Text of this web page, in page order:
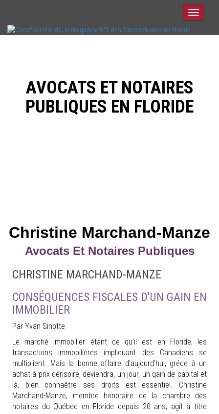
Toggle
AVOCATS ET NOTAIRES
PUBLIQUES EN FLORIDE
Christine Marchand-Manze
Avocats Et Notaires Publiques
CHRISTINE MARCHAND-MANZE
CONSÉQUENCES FISCALES D'UN GAIN EN
IMMOBILIER
Par Yvan Sinotte
Le marché immobilier étant ce qu'il est en Floride, les
transactions immobilières impliquant des Canadiens se
multiplient. Mais la bonne affaire d'aujourd'hui, gréce à un
achat à prix dérisoire, deviendra, un jour, un gain de capital et
là, bien connaêtre ses droits est essentiel. Christine
Marchand-Manze, membre honoraire de la chambre des
notaires du Québec en Floride depuis 20 ans, agit à titre